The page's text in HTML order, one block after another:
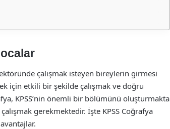
çalışmak isteyen bireylerin girmesi
için etkili bir şekilde çalışmak ve doğru
KPSS’nin önemli bir bölümünü oluşturmakta
gerekmektedir. İşte KPSS Coğrafya